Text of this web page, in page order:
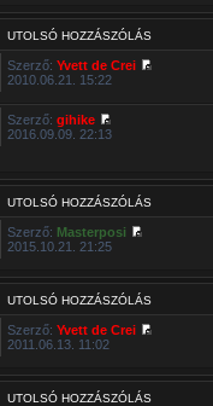
UTOLSÓ HOZZÁSZÓLÁS
Szerző:Yvett de Crei
2010.06.21. 15:22
Szerző:gihike
2016.09.09. 22:13
UTOLSÓ HOZZÁSZÓLÁS
Szerző: Masterposi
2015.10.21. 21:25
UTOLSÓ HOZZÁSZÓLÁS
Szerző:Yvett de Crei
2011.06.13. 11:02
UTOLSÓ HOZZÁSZÓLÁS